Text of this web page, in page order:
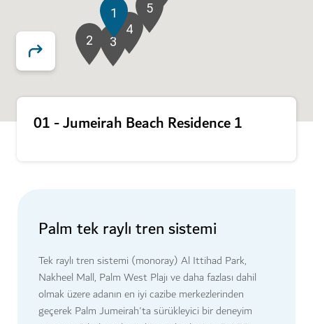
1
2
3
4
5
01 - Jumeirah Beach Residence 1
Palm tek raylı tren sistemi
Tek raylı tren sistemi (monoray) Al Ittihad Park,
Nakheel Mall, Palm West Plajı ve daha fazlası dahil
olmak üzere adanın en iyi cazibe merkezlerinden
geçerek Palm Jumeirah'ta sürükleyici bir deneyim